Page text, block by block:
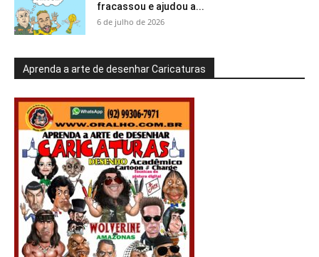
fracassou e ajudou a...
6 de julho de 2026
Aprenda a arte de desenhar Caricaturas